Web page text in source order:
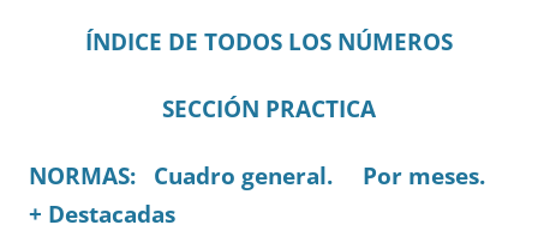
ÍNDICE DE TODOS LOS NÚMEROS
SECCIÓN PRACTICA
NORMAS: Cuadro general. Por meses.
+ Destacadas